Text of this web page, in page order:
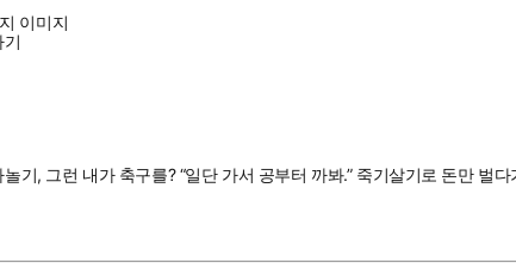
기, 그런 내가 축구를? “일단 가서 공부터 까봐.” 죽기살기로 돈만